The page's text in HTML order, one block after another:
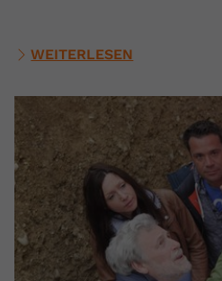
WEITERLESEN